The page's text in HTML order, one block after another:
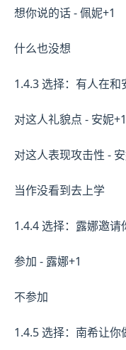
想你说的话 - 佩妮+1
什么也没想
1.4.3 选择：有人在和
对这人礼貌点 - 安妮+1
对这人表现攻击性 -
当作没看到去上学
1.4.4 选择：露娜邀请
参加 - 露娜+1
不参加
1.4.5 选择：南希让你